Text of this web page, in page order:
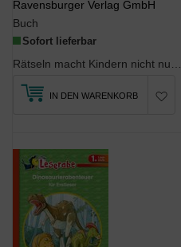
Ravensburger Verlag GmbH
Buch
Sofort lieferbar
IN DEN WARENKORB